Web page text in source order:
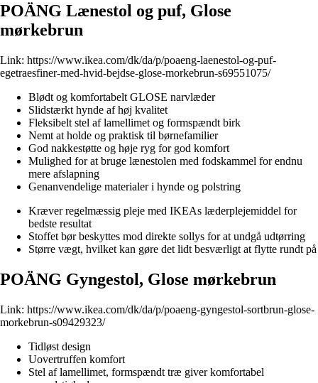
POÄNG Lænestol og puf, Glose
mørkebrun
Link: https://www.ikea.com/dk/da/p/poaeng-laenestol-og-puf-
egetraesfiner-med-hvid-bejdse-glose-morkebrun-s69551075/
Blødt og komfortabelt GLOSE narvlæder
Slidstærkt hynde af høj kvalitet
Fleksibelt stel af lamellimet og formspændt birk
Nemt at holde og praktisk til børnefamilier
God nakkestøtte og høje ryg for god komfort
Mulighed for at bruge lænestolen med fodskammel for endnu
mere afslapning
Genanvendelige materialer i hynde og polstring
Kræver regelmæssig pleje med IKEAs læderplejemiddel for
bedste resultat
Stoffet bør beskyttes mod direkte sollys for at undgå udtørring
Større vægt, hvilket kan gøre det lidt besværligt at flytte rundt på
POÄNG Gyngestol, Glose mørkebrun
Link: https://www.ikea.com/dk/da/p/poaeng-gyngestol-sortbrun-glose-
morkebrun-s09429323/
Tidløst design
Uovertruffen komfort
Stel af lamellimet, formspændt træ giver komfortabel